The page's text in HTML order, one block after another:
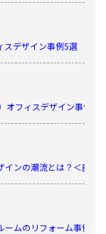
スデザイン事例5選
オフィスデザイン事例ま
ンの潮流とは？＜座談
ムのリフォーム事例